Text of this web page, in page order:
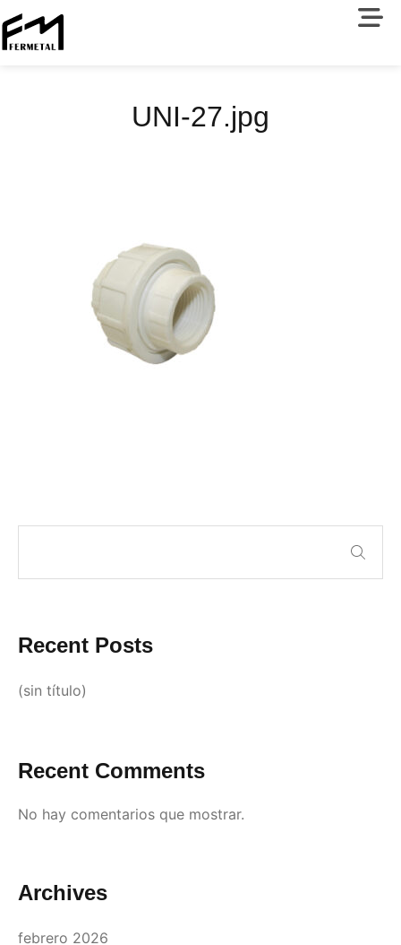
UNI-27.jpg
Recent Posts
(sin título)
Recent Comments
No hay comentarios que mostrar.
Archives
febrero 2026